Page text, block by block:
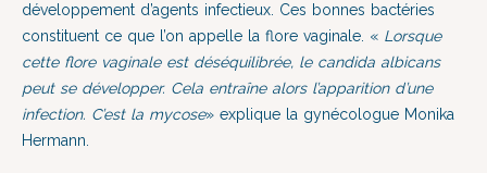
développement d’agents infectieux. Ces bonnes bactéries
constituent ce que l’on appelle la flore vaginale. « Lorsque
cette flore vaginale est déséquilibrée, le candida albicans
peut se développer. Cela entraîne alors l’apparition d’une
infection. C’est la mycose» explique la gynécologue Monika
Hermann.